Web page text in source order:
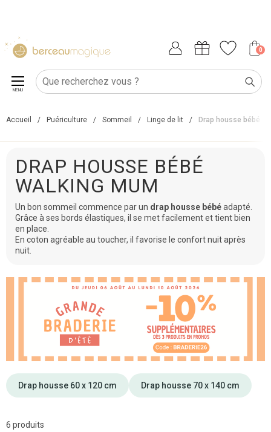
0
MENU
Accueil / Puériculture / Sommeil / Linge de lit / Drap housse bébé
DRAP HOUSSE BÉBÉ
WALKING MUM
Un bon sommeil commence par un drap housse bébéadapté.
Grâce à ses bords élastiques, il se met facilement et tient bien
en place.
En coton agréable au toucher, il favorise le confort nuit après
nuit.
Drap housse 60 x 120 cm Drap housse 70 x 140 cm
6 produits